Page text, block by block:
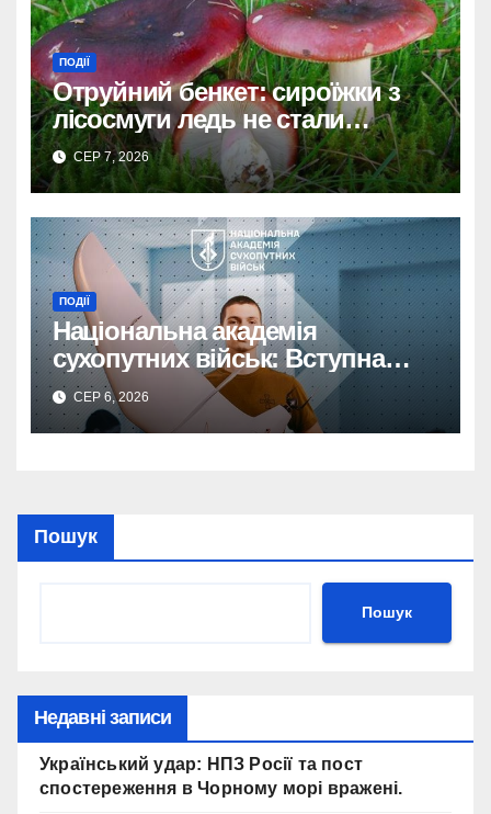
ПОДІЇ
Отруйний бенкет: сироїжки з
лісосмуги ледь не стали
фатальними для мешканок
Дніпропетровщини.
СЕР 7, 2026
ПОДІЇ
Національна академія
сухопутних військ: Вступна
кампанія до 1 вересня!
СЕР 6, 2026
Пошук
Пошук
Недавні записи
Український удар: НПЗ Росії та пост
спостереження в Чорному морі вражені.